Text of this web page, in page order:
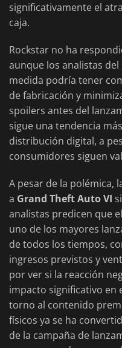
significativamente el
caja.
Rockstar no ha
aunque los analistas
medida podría tener
de fabricación y
spoilers antes del
sigue una tendencia
distribución digital, a
consumidores siguen
A pesar de la polémica,
a Grand Theft Auto VI
analistas predicen que
uno de los mayores
de todos los tiempos,
ingresos previstos y
por ver si la reacción
impacto significativo en
torno al contenido
físicos ya se ha
de la campaña de